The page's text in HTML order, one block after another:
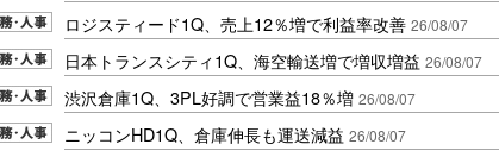
ロジスティード1Q、売上12％増で利益率改善 26/08/07
日本トランスシティ1Q、海空輸送増で増収増益 26/08/07
渋沢倉庫1Q、3PL好調で営業益18％増 26/08/07
ニッコンHD1Q、倉庫伸長も運送減益 26/08/07